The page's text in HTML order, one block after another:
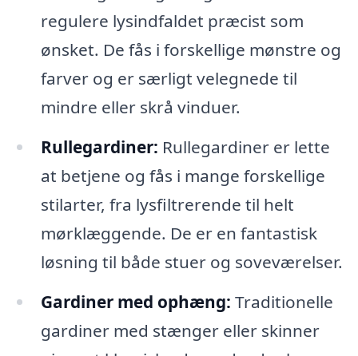
regulere lysindfaldet præcist som
ønsket. De fås i forskellige mønstre og
farver og er særligt velegnede til
mindre eller skrå vinduer.
Rullegardiner: Rullegardiner er lette
at betjene og fås i mange forskellige
stilarter, fra lysfiltrerende til helt
mørklæggende. De er en fantastisk
løsning til både stuer og soveværelser.
Gardiner med ophæng: Traditionelle
gardiner med stænger eller skinner